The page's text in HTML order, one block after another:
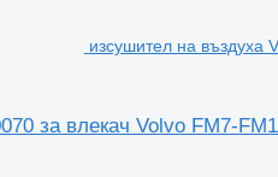
изсушител на въздуха
за влекач Volvo FM7-